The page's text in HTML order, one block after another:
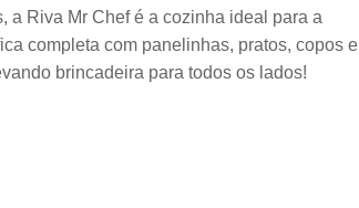
a Riva Mr Chef é a cozinha ideal para a
completa com panelinhas, pratos, copos e
brincadeira para todos os lados!